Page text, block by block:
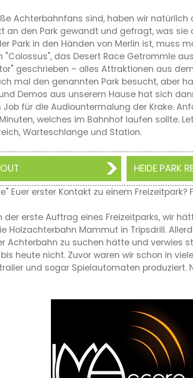
Achterbahnfans sind, haben wir
an den Park gewandt und gefragt, was
Park in den Händen von Merlin ist, muss
das Desert Race Getrommle
geschrieben – alles Attraktionen aus
mal den genannten Park besucht, aber
Demos aus unserem Hause hat sich
für die Audiountermalung der Krake.
welches im Bahnhof laufen sollte.
Warteschlange und Station.
HEIDE PARK
Euer erster Kontakt zu einem
erste Auftrag eines Freizeitparks, wir
Holzachterbahn Mammut in Tripsdrill.
Achterbahn zu suchen hätte und verwies
heute nicht. Zuvor waren wir schon in
und sogar Spielautomaten